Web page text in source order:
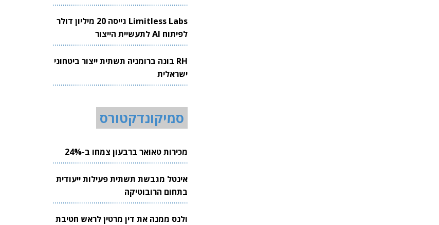
Limitless Labs גייסה 20 מיליון דולר
לפיתוח AI לתעשיית הייצור
RH בונה ברומניה תשתית ייצור ביטחוני
ישראלית
סמיקונדקטורס
מכירות טאואר ברבעון צמחו ב-24%
אינטל מגבשת תשתית פעילות ייעודית
בתחום הרובוטיקה
ולנס ממנה את דין מרטין לראש חטיבת